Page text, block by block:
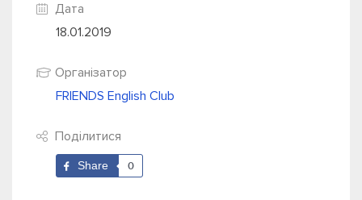
Дата
18.01.2019
Організатор
FRIENDS English Club
Поділитися
Share 0